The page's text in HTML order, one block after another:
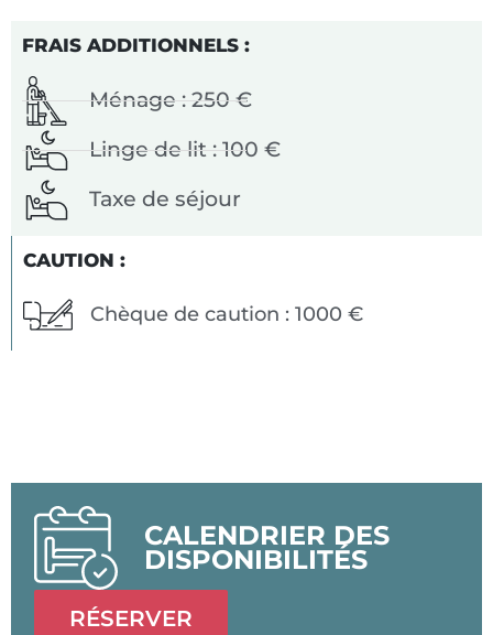
FRAIS ADDITIONNELS :
Ménage : 250 €
Linge de lit : 100 €
Taxe de séjour
CAUTION :
Chèque de caution : 1000 €
CALENDRIER DES
DISPONIBILITÉS
RÉSERVER